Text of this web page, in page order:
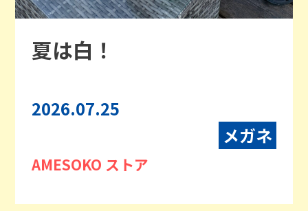
夏は白！
2026.07.25
メガネ
AMESOKO ストア